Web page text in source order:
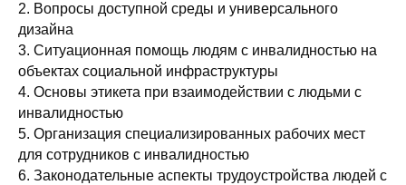
2. Вопросы доступной среды и универсального
дизайна
3. Ситуационная помощь людям с инвалидностью на
объектах социальной инфраструктуры
4. Основы этикета при взаимодействии с людьми с
инвалидностью
5. Организация специализированных рабочих мест
для сотрудников с инвалидностью
6. Законодательные аспекты трудоустройства людей с